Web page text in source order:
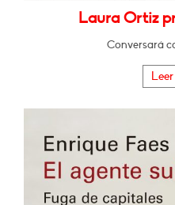
Laura Ortiz
Conversará